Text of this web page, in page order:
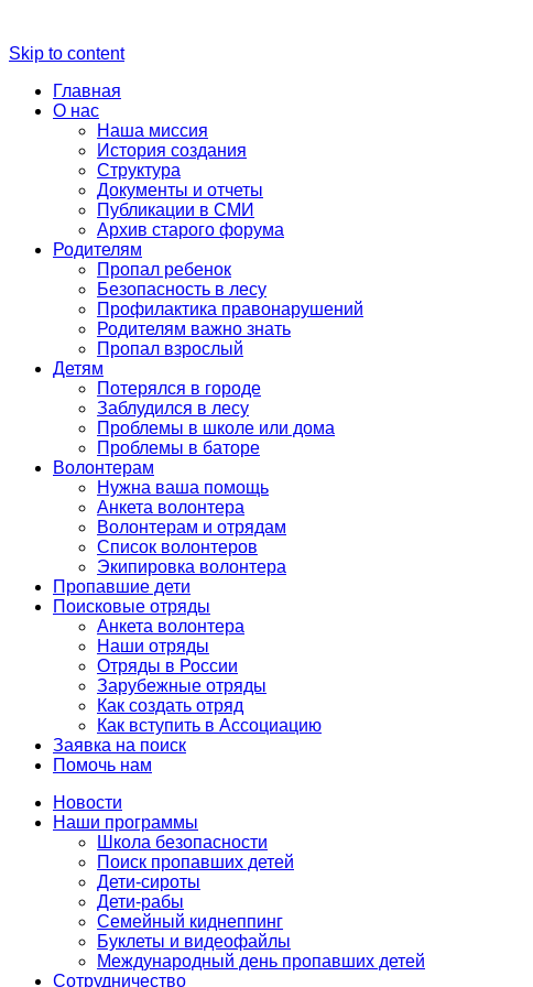
Skip to content
Главная
О нас
Наша миссия
История создания
Структура
Документы и отчеты
Публикации в СМИ
Архив старого форума
Родителям
Пропал ребенок
Безопасность в лесу
Профилактика правонарушений
Родителям важно знать
Пропал взрослый
Детям
Потерялся в городе
Заблудился в лесу
Проблемы в школе или дома
Проблемы в баторе
Волонтерам
Нужна ваша помощь
Анкета волонтера
Волонтерам и отрядам
Список волонтеров
Экипировка волонтера
Пропавшие дети
Поисковые отряды
Анкета волонтера
Наши отряды
Отряды в России
Зарубежные отряды
Как создать отряд
Как вступить в Ассоциацию
Заявка на поиск
Помочь нам
Новости
Наши программы
Школа безопасности
Поиск пропавших детей
Дети-сироты
Дети-рабы
Семейный киднеппинг
Буклеты и видеофайлы
Международный день пропавших детей
Сотрудничество